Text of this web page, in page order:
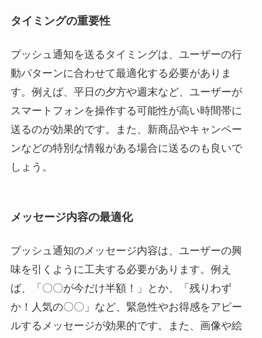
タイミングの重要性
プッシュ通知を送るタイミングは、ユーザーの行
動パターンに合わせて最適化する必要がありま
す。例えば、平日の夕方や週末など、ユーザーが
スマートフォンを操作する可能性が高い時間帯に
送るのが効果的です。また、新商品やキャンペー
ンなどの特別な情報がある場合に送るのも良いで
しょう。
メッセージ内容の最適化
プッシュ通知のメッセージ内容は、ユーザーの興
味を引くように工夫する必要があります。例え
ば、「〇〇が今だけ半額！」とか、「残りわず
か！人気の〇〇」など、緊急性やお得感をアピー
ルするメッセージが効果的です。また、画像や絵